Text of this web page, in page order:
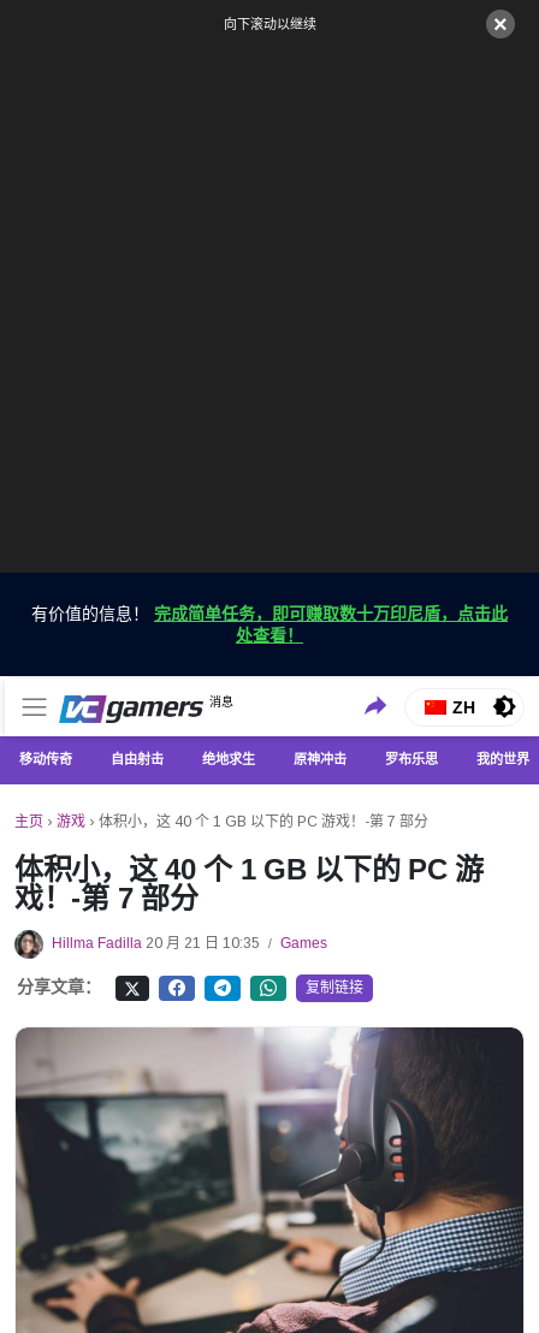
×
向下滚动以继续
有价值的信息！ 完成简单任务，即可赚取数十万印尼盾，点击此
处查看！
VC游戏新闻
消息
仅在 VCGamers 获取最新的游戏新闻
ZH
移动传奇 自由射击 绝地求生 原神冲击 罗布乐思 我的世界
主页 › 游戏 › 体积小，这 40 个 1 GB 以下的 PC 游戏！-第 7 部分
体积小，这 40 个 1 GB 以下的 PC 游
戏！-第 7 部分
Hillma Fadilla 20 月 21 日 10:35 / Games
分享文章： 复制链接